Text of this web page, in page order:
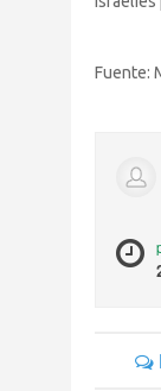
Fuente: